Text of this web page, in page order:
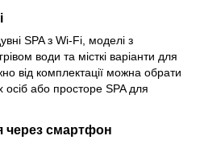
SPA з Wi-Fi, моделі з
води та місткі варіанти для
від комплектації можна обрати
або просторе SPA для
через смартфон